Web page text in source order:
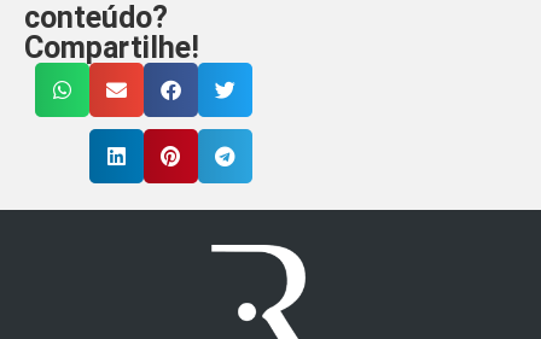
conteúdo?
Compartilhe!